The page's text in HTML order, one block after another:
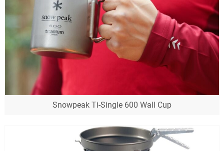
Snowpeak Ti-Single 600 Wall Cup